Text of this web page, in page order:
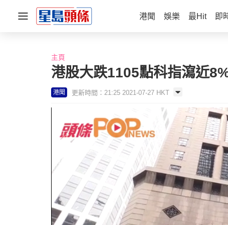
港聞 娛樂 最Hit 即
主頁
港股大跌1105點科指瀉近
港聞 更新時間：21:25 2021-07-27 HKT